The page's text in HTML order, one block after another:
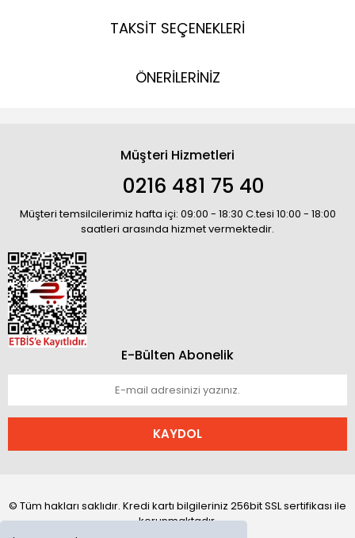
TAKSİT SEÇENEKLERİ
ÖNERİLERİNİZ
Müşteri Hizmetleri
0216 481 75 40
Müşteri temsilcilerimiz hafta içi: 09:00 - 18:30 C.tesi 10:00 - 18:00
saatleri arasında hizmet vermektedir.
E-Bülten Abonelik
KAYDOL
© Tüm hakları saklıdır. Kredi kartı bilgileriniz 256bit SSL sertifikası ile
korunmaktadır.